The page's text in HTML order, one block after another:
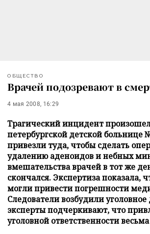
ОБЩЕСТВО
Врачей подозревают в
4 мая 2008, 16:29
Трагический инцидент
петербургской детской больнице
привезли туда, чтобы сделать
удалению аденоидов и небных
вмешательства врачей в тот же
скончался. Экспертиза показала,
могли привести погрешности
Следователи возбудили
эксперты подчеркивают, что
уголовной ответственности